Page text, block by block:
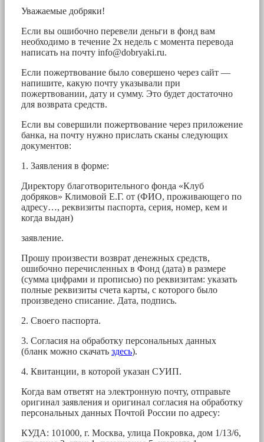
Уважаемые добряки!
Если вы ошибочно перевели деньги в фонд вам
необходимо в течение 2х недель с момента перевода
написать на почту info@dobryaki.ru.
Если пожертвование было совершено через сайт —
напишите, какую почту указывали при
пожертвовании, дату и сумму. Это будет достаточно
для возврата средств.
Если вы совершили пожертвование через приложение
банка, на почту нужно прислать сканы следующих
документов:
1. Заявления в форме:
Директору благотворительного фонда «Клуб
добряков» Климовой Е.Г. от (ФИО, проживающего по
адресу…, реквизиты паспорта, серия, номер, кем и
когда выдан)
заявление.
Прошу произвести возврат денежных средств,
ошибочно перечисленных в Фонд (дата) в размере
(сумма цифрами и прописью) по реквизитам: указать
полные реквизиты счета карты, с которого было
произведено списание. Дата, подпись.
2. Своего паспорта.
3. Согласия на обработку персональных данных
(бланк можно скачать здесь).
4. Квитанции, в которой указан СУИП.
Когда вам ответят на электронную почту, отправьте
оригинал заявления и оригинал согласия на обработку
персональных данных Почтой России по адресу:
КУДА: 101000, г. Москва, улица Покровка, дом 1/13/6,